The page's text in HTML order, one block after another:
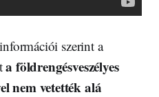
információi szerint a
a földrengésveszélyes
nem vetették alá